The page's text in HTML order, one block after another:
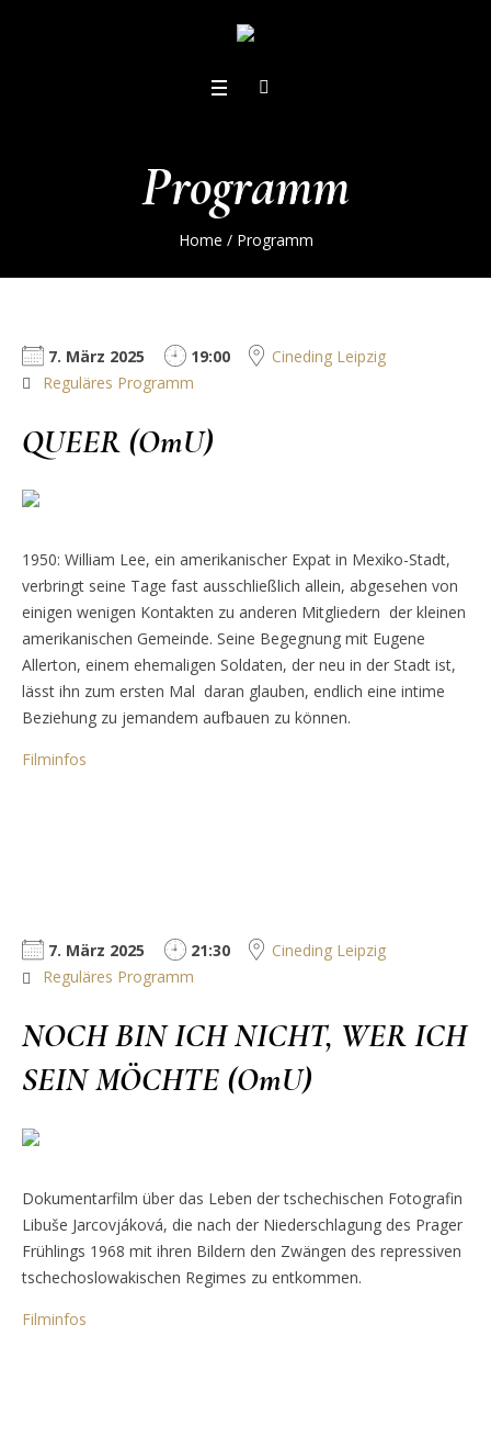
Programm
Home / Programm
7. März 2025 19:00
Cineding Leipzig
Reguläres Programm
QUEER (OmU)
1950: William Lee, ein amerikanischer Expat in Mexiko-Stadt,
verbringt seine Tage fast ausschließlich allein, abgesehen von
einigen wenigen Kontakten zu anderen Mitgliedern der kleinen
amerikanischen Gemeinde. Seine Begegnung mit Eugene
Allerton, einem ehemaligen Soldaten, der neu in der Stadt ist,
lässt ihn zum ersten Mal daran glauben, endlich eine intime
Beziehung zu jemandem aufbauen zu können.
Filminfos
7. März 2025 21:30
Cineding Leipzig
Reguläres Programm
NOCH BIN ICH NICHT, WER ICH
SEIN MÖCHTE (OmU)
Dokumentarfilm über das Leben der tschechischen Fotografin
Libuše Jarcovjáková, die nach der Niederschlagung des Prager
Frühlings 1968 mit ihren Bildern den Zwängen des repressiven
tschechoslowakischen Regimes zu entkommen.
Filminfos